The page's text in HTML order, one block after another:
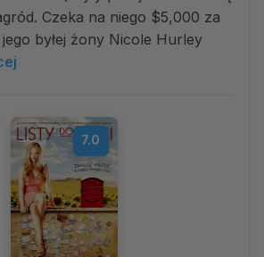
Czeka na niego $5,000 za
byłej żony Nicole Hurley
7.0